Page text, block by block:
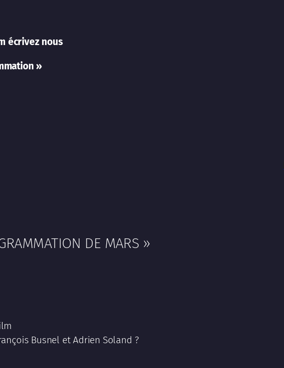
écrivez nous
»
DE MARS »
Busnel et Adrien Soland ?